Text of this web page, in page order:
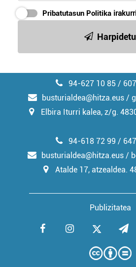
buruzko informazio gehiago eta
datuen atalean. Edozein unetan
zure baimena Cookieen
Webgune honek cookie propioak
zerbitzuak hobetzeko asmoz,
baliatzen gara. Ohar hau onartuz
erabiltzeko baimen esplizitua
irakurri
Pribatutasun Politika
Harpidetu
94-627 10 85 /
busturialdea@hitza.eus /
Elbira Iturri kalea, z/g.
Publizitatea
94-618 72 99 /
busturialdea@hitza.eus /
Atalde 17, atzealdea.